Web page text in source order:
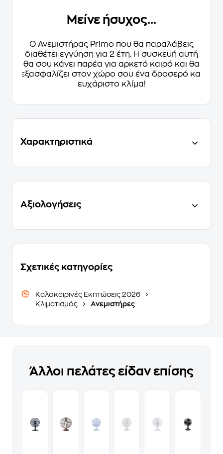
Μείνε ήσυχος...
Ο Ανεμιστήρας Primo που θα παραλάβεις
διαθέτει εγγύηση για 2 έτη. Η συσκευή αυτή
θα σου κάνει παρέα για αρκετό καιρό και θα
εξασφαλίζει στον χώρο σου ένα δροσερό και
ευχάριστο κλίμα!
Χαρακτηριστικά
Αξιολογήσεις
Σχετικές κατηγορίες
Καλοκαιρινές Εκπτώσεις 2026
Κλιματισμός
Ανεμιστήρες
Άλλοι πελάτες είδαν επίσης